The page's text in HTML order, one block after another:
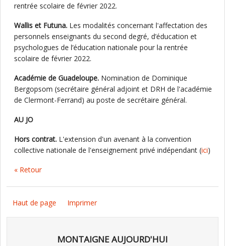
rentrée scolaire de février 2022.
Wallis et Futuna. Les modalités concernant l'affectation des
personnels enseignants du second degré, d’éducation et
psychologues de l’éducation nationale pour la rentrée
scolaire de février 2022.
Académie de Guadeloupe. Nomination de Dominique
Bergopsom (secrétaire général adjoint et DRH de l'académie
de Clermont-Ferrand) au poste de secrétaire général.
AU JO
Hors contrat. L'extension d'un avenant à la convention
collective nationale de l'enseignement privé indépendant (ici)
« Retour
Haut de page Imprimer
MONTAIGNE AUJOURD'HUI